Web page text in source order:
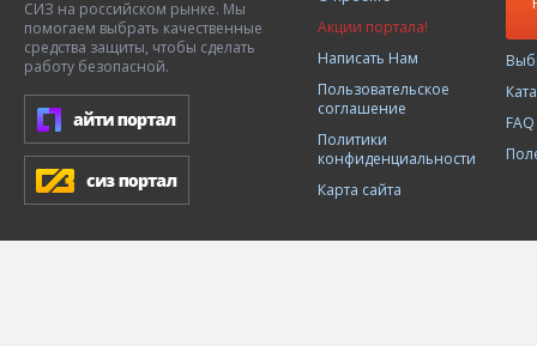
СИЗ на российском рынке. Мы
помогаем выбрать качественные
средства защиты, чтобы сделать
работу безопасной.
Акции портала!
Написать Нам
Пользовательское
соглашение
Политики
конфиденциальности
Карта сайта
FAQ